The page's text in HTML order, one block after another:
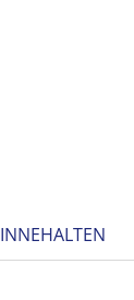
INNEHALTEN